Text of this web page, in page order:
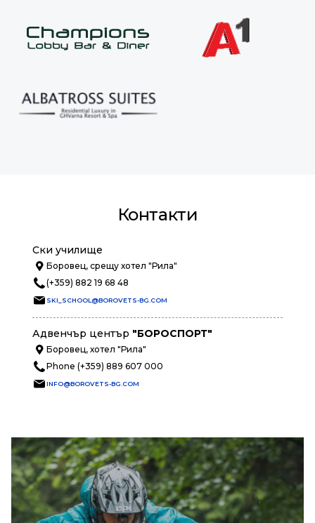
Контакти
Ски училище
Боровец, срещу хотел "Рила"
(+359) 882 19 68 48
SKI_SCHOOL@BOROVETS-BG.COM
Адвенчър център "БОРОСПОРТ"
Боровец, хотел "Рила"
Phone (+359) 889 607 000
INFO@BOROVETS-BG.COM